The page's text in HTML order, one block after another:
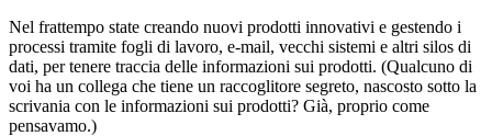
Nel frattempo state creando nuovi prodotti innovativi e gestendo i
processi tramite fogli di lavoro, e-mail, vecchi sistemi e altri silos di
dati, per tenere traccia delle informazioni sui prodotti. (Qualcuno di
voi ha un collega che tiene un raccoglitore segreto, nascosto sotto la
scrivania con le informazioni sui prodotti? Già, proprio come
pensavamo.)